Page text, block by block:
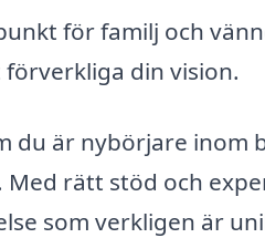
för familj och
din vision.
du är nybörjare
rätt stöd och
som verkligen är